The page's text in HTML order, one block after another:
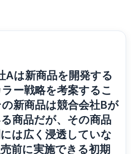
Aは新商品を開発する
ー戦略を考案するこ
新商品は競合会社Bが
商品だが、その商品
は広く浸透していな
前に実施できる初期